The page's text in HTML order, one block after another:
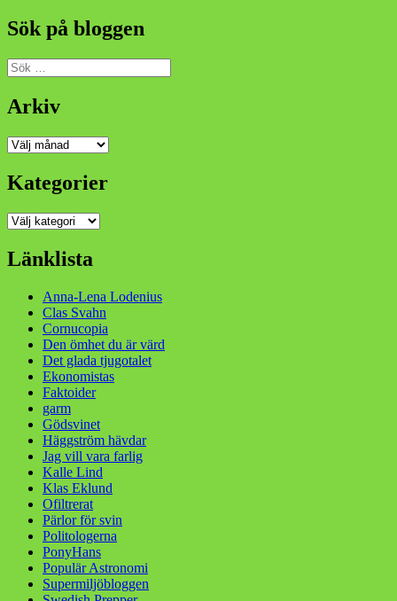
Sök på bloggen
Sök
efter:
Arkiv
Arkiv
Kategorier
Kategorier
Länklista
Anna-Lena Lodenius
Clas Svahn
Cornucopia
Den ömhet du är värd
Det glada tjugotalet
Ekonomistas
Faktoider
garm
Gödsvinet
Häggström hävdar
Jag vill vara farlig
Kalle Lind
Klas Eklund
Ofiltrerat
Pärlor för svin
Politologerna
PonyHans
Populär Astronomi
Supermiljöbloggen